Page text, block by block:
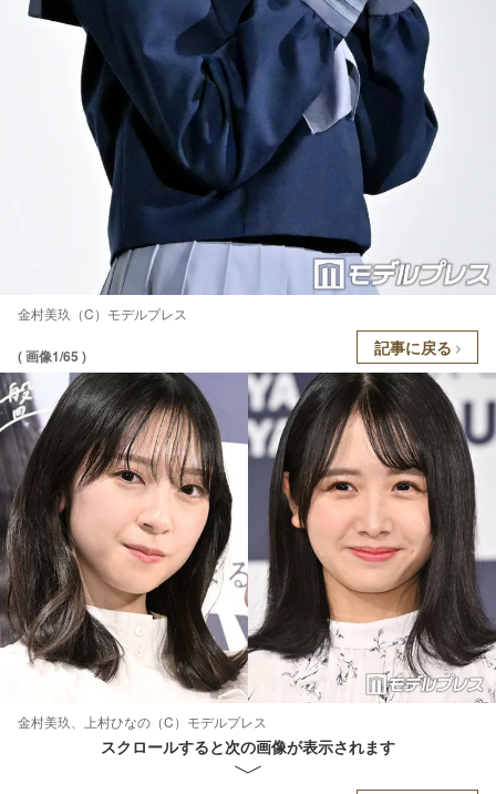
金村美玖（C）モデルプレス
( 画像1/65 ) 記事に戻る
金村美玖、上村ひなの（C）モデルプレス
スクロールすると次の画像が表示されます